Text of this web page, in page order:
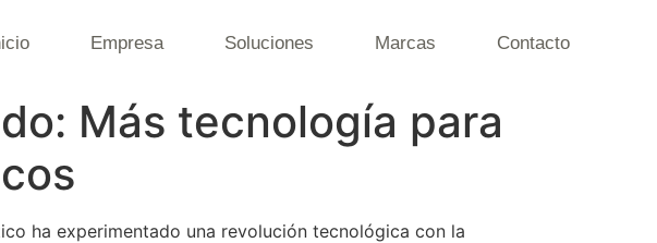
Empresa Soluciones Marcas Contacto
Más tecnología para
ha experimentado una revolución tecnológica con la